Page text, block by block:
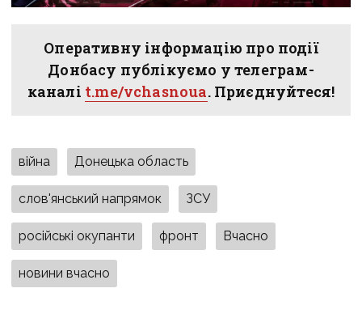
Оперативну інформацію про події
Донбасу публікуємо у телеграм-
каналі t.me/vchasnoua. Приєднуйтеся!
війна Донецька область
слов'янський напрямок ЗСУ
російські окупанти фронт Вчасно
новини вчасно